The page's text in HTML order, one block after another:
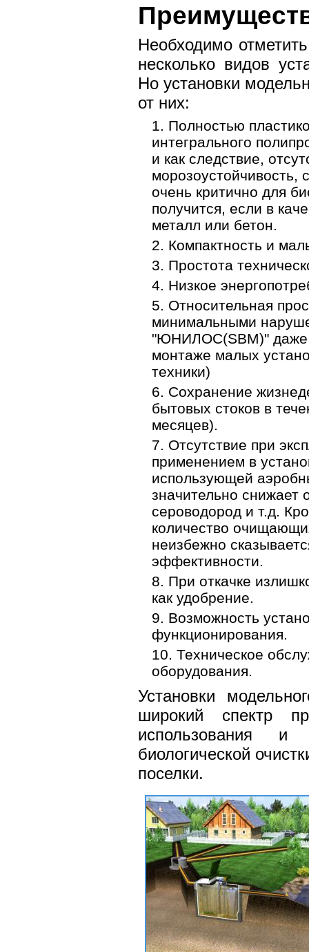
Необходимо
несколько видов
Но установки
от них:
Полностью
интегрального
и как следствие,
морозоустойчивость,
очень критично для
получится, если в
металл или бетон.
Компактность и
Простота
Низкое
Относительная
минимальными
"ЮНИЛОС(SBM)" даже
монтаже малых
техники)
Сохранение
бытовых стоков в
месяцев).
Отсутствие при
применением в
использующей
значительно снижает
сероводород и т.д.
количество
неизбежно
эффективности.
При откачке
как удобрение.
Возможность
функционирования.
Техническое
оборудования.
Установки
широкий спектр
использования и
биологической
поселки.